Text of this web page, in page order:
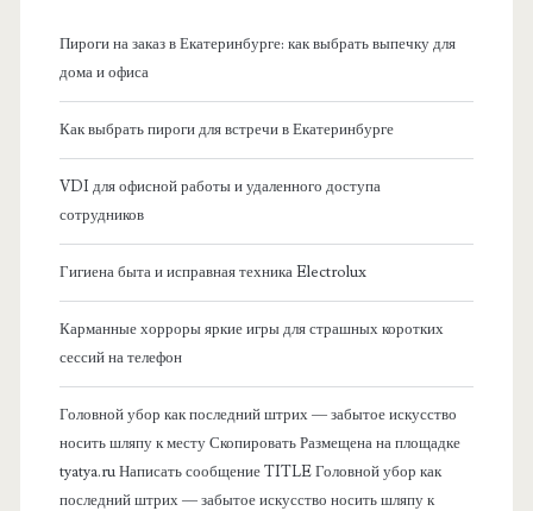
Пироги на заказ в Екатеринбурге: как выбрать выпечку для
дома и офиса
Как выбрать пироги для встречи в Екатеринбурге
VDI для офисной работы и удаленного доступа
сотрудников
Гигиена быта и исправная техника Electrolux
Карманные хорроры яркие игры для страшных коротких
сессий на телефон
Головной убор как последний штрих — забытое искусство
носить шляпу к месту Скопировать Размещена на площадке
tyatya.ru Написать сообщение TITLE Головной убор как
последний штрих — забытое искусство носить шляпу к